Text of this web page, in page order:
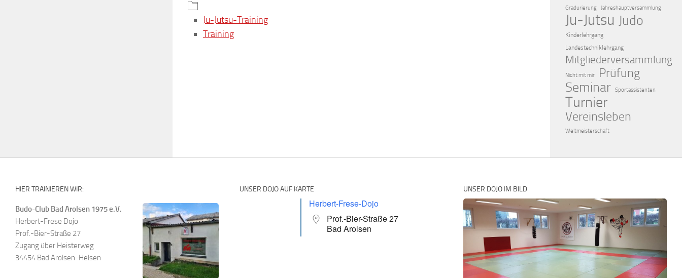
Ju-Jutsu-Training
Training
Gradurierung Jahreshauptversammlung
Ju-Jutsu Judo
Kinderlehrgang
Landestechniklehrgang
Mitgliederversammlung
Nicht mit mir Prüfung
Seminar Sportassistenten
Turnier
Vereinsleben
Weltmeisterschaft
HIER TRAINIEREN WIR:
Budo-Club Bad Arolsen 1975 e.V.
Herbert-Frese Dojo
Prof.-Bier-Straße 27
Zugang über Heisterweg
34454 Bad Arolsen-Helsen
UNSER DOJO AUF KARTE
Herbert-Frese-Dojo
Prof.-Bier-Straße 27
Bad Arolsen
UNSER DOJO IM BILD